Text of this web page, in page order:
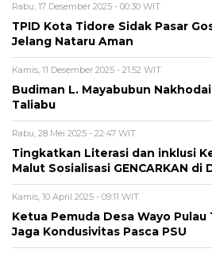
Rabu, 17 Desember 2025 - 00:30 WIT
TPID Kota Tidore Sidak Pasar
Jelang Nataru Aman
Kamis, 11 Desember 2025 - 21:52 WIT
Budiman L. Mayabubun Nakhodai
Taliabu
Rabu, 28 Mei 2025 - 22:47 WIT
Tingkatkan Literasi dan inklusi
Malut Sosialisasi GENCARKAN di
Kamis, 10 April 2025 - 09:11 WIT
Ketua Pemuda Desa Wayo
Jaga Kondusivitas Pasca PSU